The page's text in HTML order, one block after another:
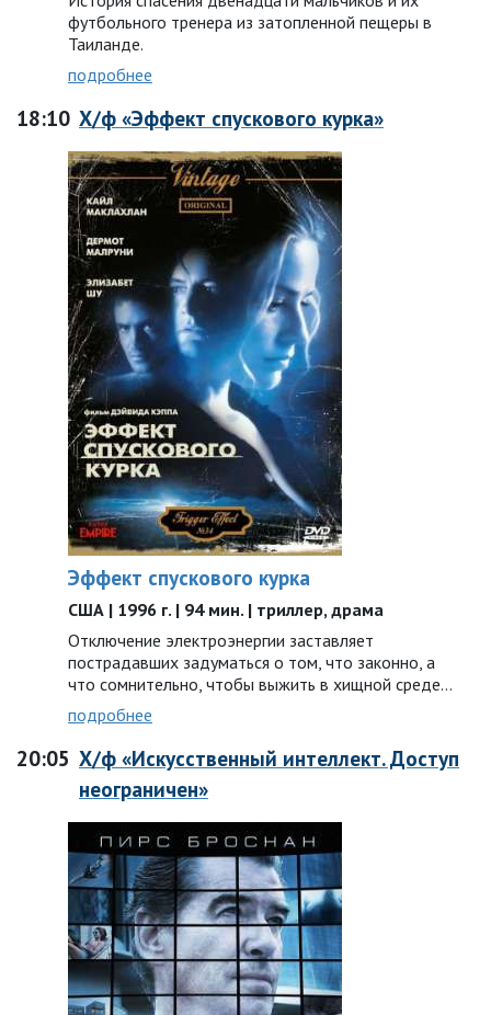
футбольного тренера из затопленной пещеры в
Таиланде.
подробнее
18:10 Х/ф «Эффект спускового курка»
Эффект спускового курка
США | 1996 г. | 94 мин. | триллер, драма
Отключение электроэнергии заставляет
пострадавших задуматься о том, что законно, а
что сомнительно, чтобы выжить в хищной среде…
подробнее
20:05 Х/ф «Искусственный интеллект. Доступ
неограничен»